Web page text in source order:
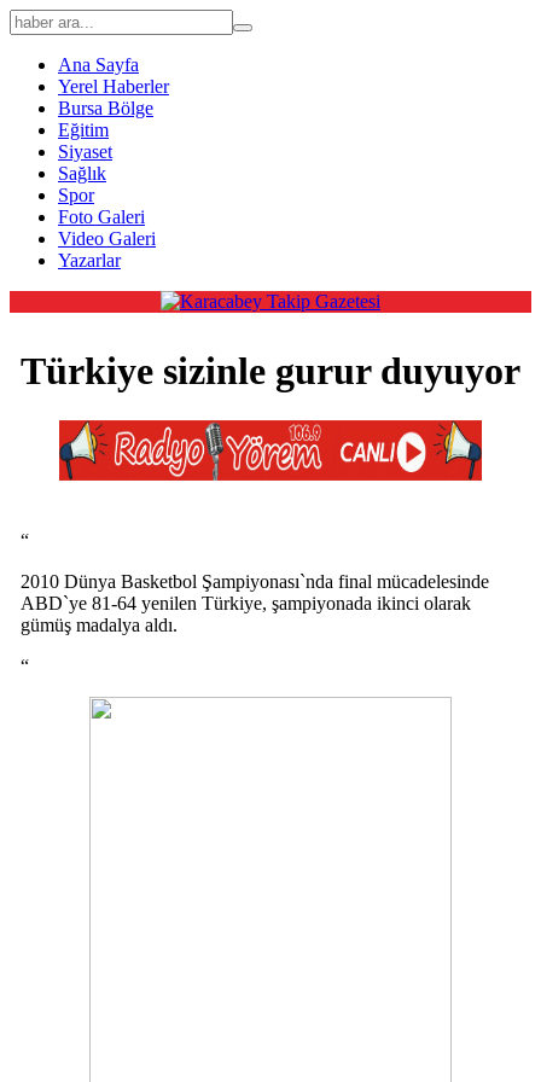
Ana Sayfa
Yerel Haberler
Bursa Bölge
Eğitim
Siyaset
Sağlık
Spor
Foto Galeri
Video Galeri
Yazarlar
Türkiye sizinle gurur duyuyor
“
2010 Dünya Basketbol Şampiyonası`nda final mücadelesinde
ABD`ye 81-64 yenilen Türkiye, şampiyonada ikinci olarak
gümüş madalya aldı.
“